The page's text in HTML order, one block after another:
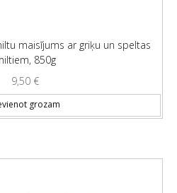
maisījums ar griķu un speltas
850g
9,50 €
grozam